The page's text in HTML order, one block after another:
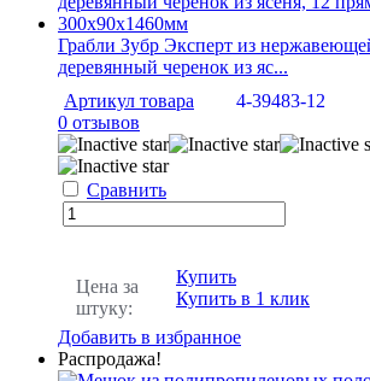
Грабли Зубр Эксперт из
деревянный черенок из яс...
Артикул товара
4-39483-12
0 отзывов
Сравнить
Цена за
штуку:
Купить
Купить в 1 клик
Добавить в избранное
Распродажа!